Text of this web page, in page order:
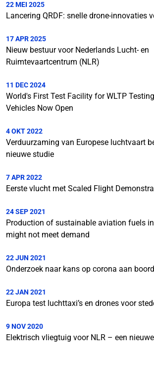
22 MEI 2025
Lancering QRDF: snelle drone-innovaties
17 APR 2025
Nieuw bestuur voor Nederlands Lucht- en
Ruimtevaartcentrum (NLR)
11 DEC 2024
World's First Test Facility for WLTP
Vehicles Now Open
4 OKT 2022
Verduurzaming van Europese luchtvaart
nieuwe studie
7 APR 2022
Eerste vlucht met Scaled Flight
24 SEP 2021
Production of sustainable aviation fuels
might not meet demand
22 JUN 2021
Onderzoek naar kans op corona aan
22 JAN 2021
Europa test luchttaxi’s en drones voor
9 NOV 2020
Elektrisch vliegtuig voor NLR – een